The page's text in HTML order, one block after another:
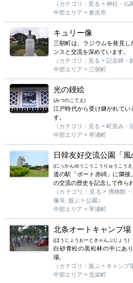
（カテゴリ：見る > 神社・仏
中部エリア > 倉吉市
キュリー像
三朝町は、ラジウムを発見し
ンスと交流を深めています。
（カテゴリ：見る > 記念碑・
中部エリア > 三朝町
光の鏝絵
(みつのこてえ)
江戸時代から受け継がれて
す。
（カテゴリ：見る > 町並み・
中部エリア > 琴浦町
日韓友好交流公園「風
(にっかんゆうこうこうりゅうこう
道の駅「ポート赤碕」に隣接
の交流の歴史を記念して作ら
（カテゴリ：見る > 博物館
像等, 遊ぶ > 公園）
中部エリア > 琴浦町
北条オートキャンプ場
(ほうじょうおーときゃんぷじょう)
白砂青松の黒松林の中にあ
場。
（カテゴリ：遊ぶ > キャンプ
中部エリア > 北栄町